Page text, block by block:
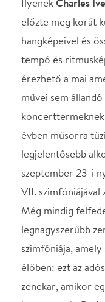
szeptember 23-i
VII. szimfóniájával
Még mindig
legnagyszerűbb zenei
zenekar, amikor egy
koncert után
eljátsszák a művet
A kortárs zene
élő művészeti ág
szükségszerű is: így
három ifjú magyar
Balázs, Tornyai Péter
Kunst der fuge című
születő új mű
Britten művei szintén
szerző egyik